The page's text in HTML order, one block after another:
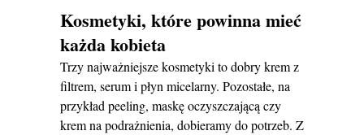
Kosmetyki, które powinna mieć
każda kobieta
Trzy najważniejsze kosmetyki to dobry krem z
filtrem, serum i płyn micelarny. Pozostałe, na
przykład peeling, maskę oczyszczającą czy
krem na podrażnienia, dobieramy do potrzeb. Z